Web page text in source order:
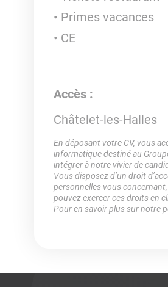
Primes vacances
CE
Accès :
Châtelet-les-Halles
En déposant votre CV, vous
informatique destiné au
intégrer à notre vivier de
Vous disposez d’un droit
personnelles vous
pouvez exercer ces droits en
Pour en savoir plus sur notre